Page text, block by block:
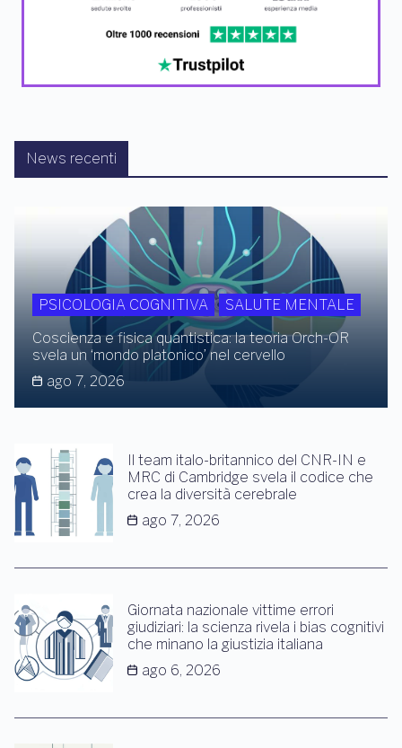
News recenti
PSICOLOGIA COGNITIVA
SALUTE MENTALE
Coscienza e fisica quantistica: la teoria Orch-OR
svela un ‘mondo platonico’ nel cervello
ago 7, 2026
Il team italo-britannico del CNR-IN e
MRC di Cambridge svela il codice che
crea la diversità cerebrale
ago 7, 2026
Giornata nazionale vittime errori
giudiziari: la scienza rivela i bias cognitivi
che minano la giustizia italiana
ago 6, 2026